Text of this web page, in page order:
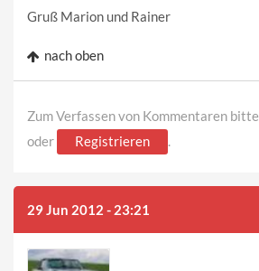
Gruß Marion und Rainer
nach oben
Zum Verfassen von Kommentaren bitte
oder
Registrieren .
29 Jun 2012 - 23:21